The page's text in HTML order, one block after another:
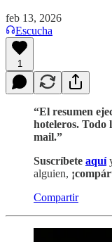
feb 13, 2026
Escucha
1
“El resumen
hoteleros. Todo
mail.”
Suscríbete aquí
alguien,
Compartir